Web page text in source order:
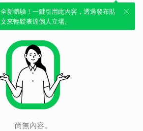
全新體驗！一鍵引用此內容，透過發布貼
文來輕鬆表達個人立場。
尚無內容。